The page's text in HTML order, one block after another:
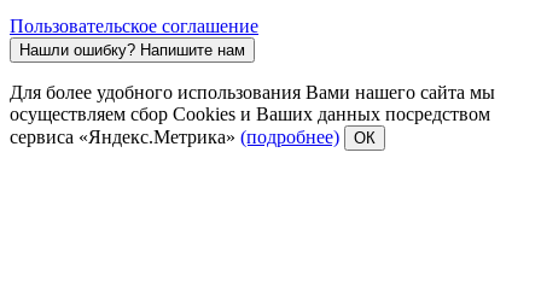
Пользовательское соглашение
Нашли ошибку? Напишите нам
Для более удобного использования Вами нашего сайта мы
осуществляем сбор Cookies и Ваших данных посредством
сервиса «Яндекс.Метрика» (подробнее) ОК